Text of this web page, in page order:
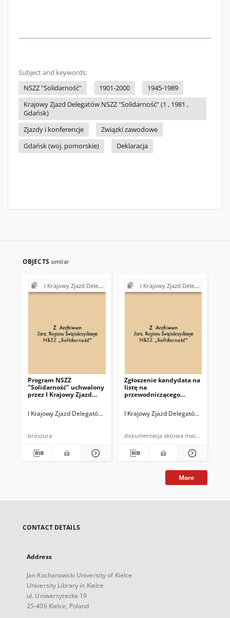
Subject and keywords:
NSZZ "Solidarność"
1901-2000
1945-1989
Krajowy Zjazd Delegatów NSZZ "Solidarność" (1 , 1981 ,
Gdańsk)
Zjazdy i konferencje
Związki zawodowe
Gdańsk (woj. pomorskie)
Deklaracja
OBJECTS similar
I Krajowy Zjazd Delegatów NSZZ "Solidarność" (1981)
Program NSZZ
"Solidarność" uchwalony
przez I Krajowy Zjazd
I Krajowy Zjazd Delegatów NSZZ "Solidarność"
broszura
I Krajowy Zjazd Delegatów NSZZ "Solidarność" (1981)
Zgłoszenie kandydata na
listę na
przewodniczącego
I Krajowy Zjazd Delegatów NSZZ
dokumentacja aktowa
More
CONTACT DETAILS
Address
Jan Kochanowski University of Kielce
University Library in Kielce
ul. Uniwersytecka 19
25-406 Kielce, Poland